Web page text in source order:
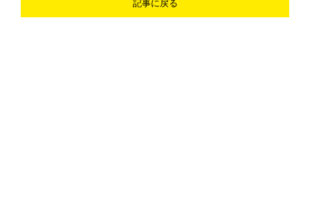
記事に戻る